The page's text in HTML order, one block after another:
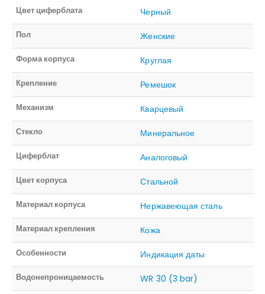
Цвет циферблата Черный
Пол Женские
Форма корпуса Круглая
Крепление Ремешок
Механизм Кварцевый
Стекло Минеральное
Циферблат Аналоговый
Цвет корпуса Стальной
Материал корпуса Нержавеющая сталь
Материал крепления Кожа
Особенности Индикация даты
Водонепроницаемость WR 30 (3 bar)